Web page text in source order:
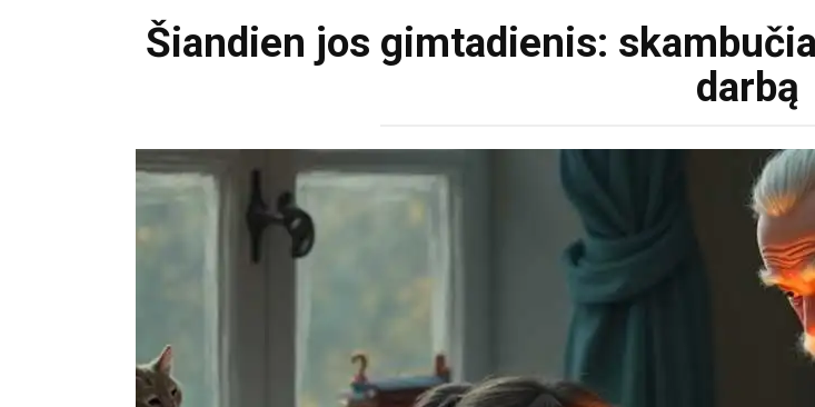
Šiandien jos gimtadienis:
darbą